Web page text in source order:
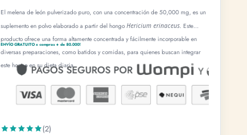
×
El melena de león pulverizado puro, con una concentración de 50,000 mg, es un
suplemento en polvo elaborado a partir del hongo Hericium erinaceus. Este
producto ofrece una forma altamente concentrada y fácilmente incorporable en
diversas preparaciones, como batidos y comidas, para quienes buscan integrar
este hongo en su dieta diaria.
ENVÍO GRATUITO x compras + de 80.000!
(2)